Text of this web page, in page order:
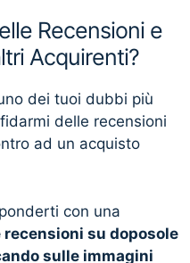
Recensioni e
Acquirenti?
dei tuoi dubbi più
delle recensioni
ad un acquisto
con una
recensioni su doposole
sulle immagini